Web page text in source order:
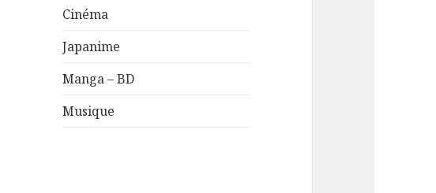
Cinéma
Japanime
Manga – BD
Musique